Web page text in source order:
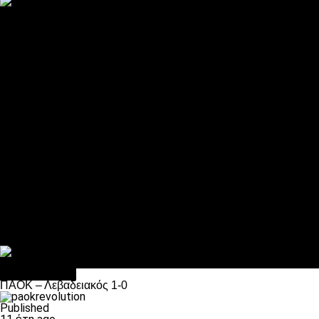
ΠΑΟΚ – Λεβαδειακός 1-0
Published